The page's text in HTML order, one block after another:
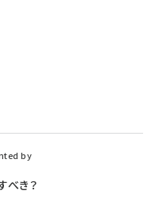
by
べき？